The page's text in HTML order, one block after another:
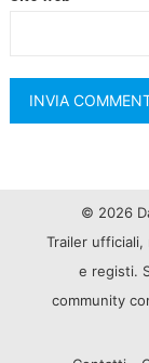
© 2026
Trailer
e registi.
community